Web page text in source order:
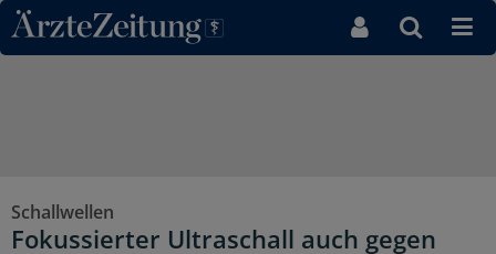
Direkt zum Inhaltsbereich
Schallwellen
Fokussierter Ultraschall auch gegen